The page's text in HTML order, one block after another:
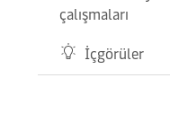
çalışmaları
İçgörüler